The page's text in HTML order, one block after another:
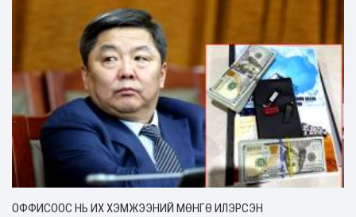
ОФФИСООС НЬ ИХ ХЭМЖЭЭНИЙ МӨНГӨ ИЛЭРСЭН